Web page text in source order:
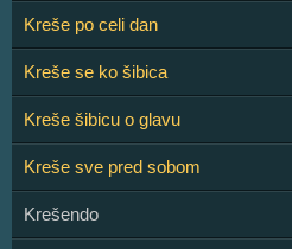
Kreše po celi dan
Kreše se ko šibica
Kreše šibicu o glavu
Kreše sve pred sobom
Krešendo